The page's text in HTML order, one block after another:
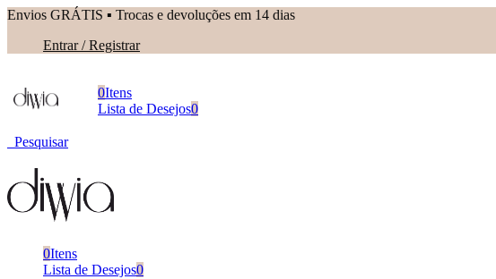
Envios GRÁTIS ▪︎ Trocas e devoluções em 14 dias
Entrar / Registrar
0Itens
Lista de Desejos0
Pesquisar
0Itens
Lista de Desejos0